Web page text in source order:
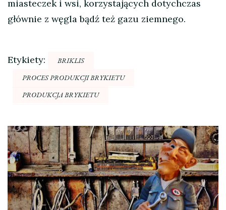
miasteczek i wsi, korzystających dotychczas
głównie z węgla bądź też gazu ziemnego.
Etykiety:
BRIKLIS
PROCES PRODUKCJI BRYKIETU
PRODUKCJA BRYKIETU
Nawigacja
wpisu